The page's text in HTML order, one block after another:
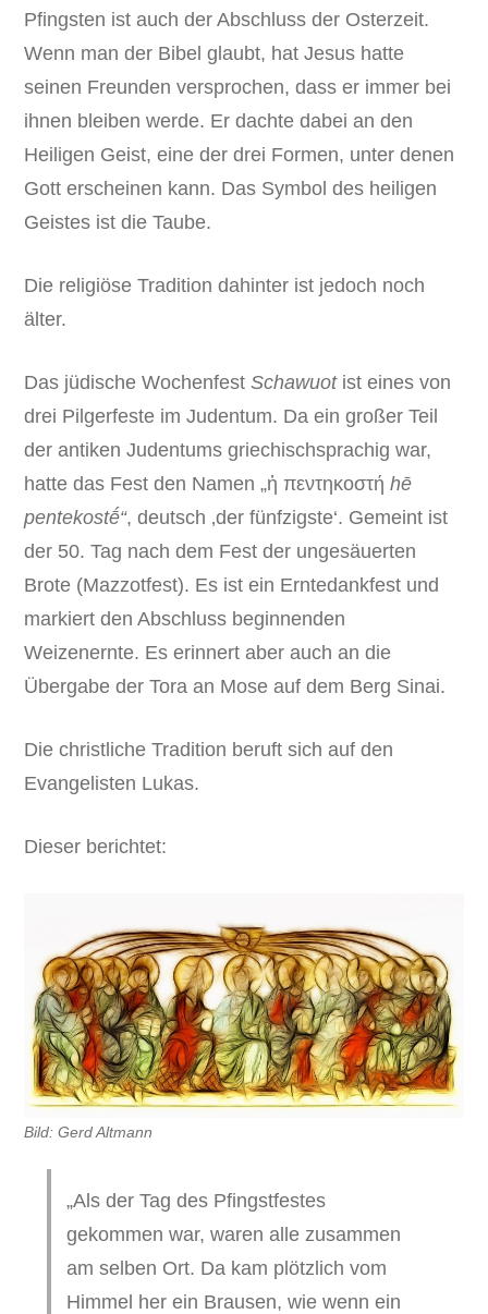
Pfingsten ist auch der Abschluss der Osterzeit.
Wenn man der Bibel glaubt, hat Jesus hatte
seinen Freunden versprochen, dass er immer bei
ihnen bleiben werde. Er dachte dabei an den
Heiligen Geist, eine der drei Formen, unter denen
Gott erscheinen kann. Das Symbol des heiligen
Geistes ist die Taube.
Die religiöse Tradition dahinter ist jedoch noch
älter.
Das jüdische WochenfestSchawuotist eines von
drei Pilgerfeste im Judentum. Da ein großer Teil
der antiken Judentums griechischsprachig war,
hatte das Fest den Namen „ἡ πεντηκοστήhē
pentekostḗ“, deutsch ‚der fünfzigste‘. Gemeint ist
der 50. Tag nach dem Fest der ungesäuerten
Brote (Mazzotfest). Es ist ein Erntedankfest und
markiert den Abschluss beginnenden
Weizenernte. Es erinnert aber auch an die
Übergabe der Tora an Mose auf dem Berg Sinai.
Die christliche Tradition beruft sich auf den
Evangelisten Lukas.
Dieser berichtet:
Bild: Gerd Altmann
„Als der Tag des Pfingstfestes
gekommen war, waren alle zusammen
am selben Ort. Da kam plötzlich vom
Himmel her ein Brausen, wie wenn ein